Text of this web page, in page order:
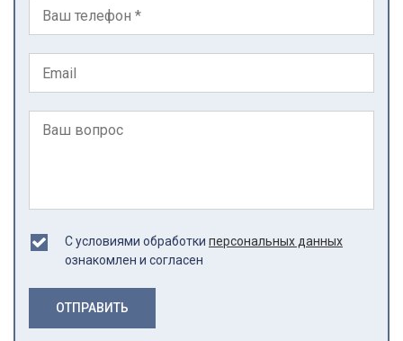
С условиями обработки персональных данных
ознакомлен и согласен
ОТПРАВИТЬ